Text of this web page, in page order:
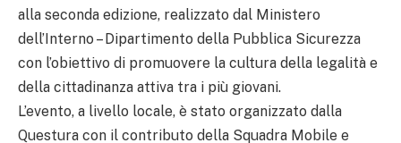
alla seconda edizione, realizzato dal Ministero
dell’Interno – Dipartimento della Pubblica Sicurezza
con l’obiettivo di promuovere la cultura della legalità e
della cittadinanza attiva tra i più giovani.
L’evento, a livello locale, è stato organizzato dalla
Questura con il contributo della Squadra Mobile e